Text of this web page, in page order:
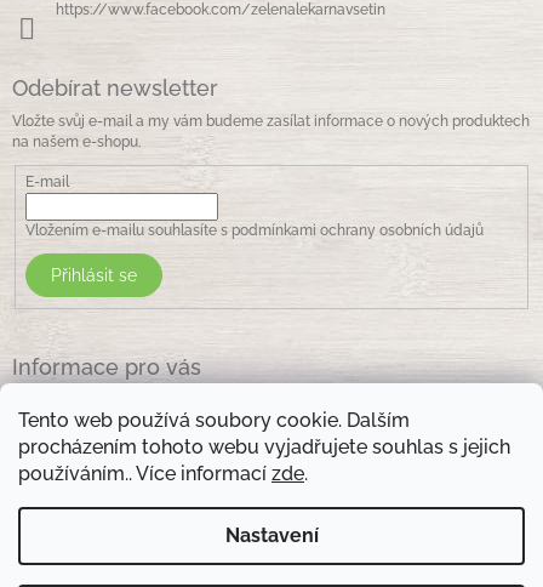
Tento web používá soubory cookie. Dalším
procházením tohoto webu vyjadřujete souhlas s jejich
používáním.. Více informací zde.
Nastavení
https://www.facebook.com/zelenalekarnavsetin
Odebírat newsletter
Vložte svůj e-mail a my vám budeme zasílat informace o nových produktech
na našem e-shopu.
E-mail
Vložením e-mailu souhlasíte s podmínkami ochrany osobních údajů
Přihlásit se
Informace pro vás
Obchodní podmínky
Podmínky ochrany osobních údajů
Kontakty
Otevírací doba prodejny: pondělí - pátek - 8.30 -17.00 , sobota 9.00-11 .00